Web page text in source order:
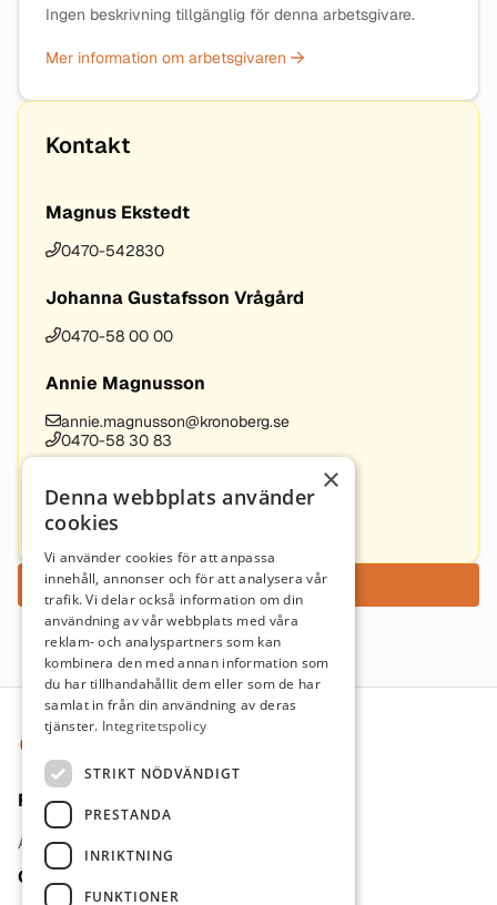
Ingen beskrivning tillgänglig för denna arbetsgivare.
Mer information om arbetsgivaren
Kontakt
Magnus Ekstedt
0470-542830
Johanna Gustafsson Vrågård
0470-58 00 00
Annie Magnusson
annie.magnusson@kronoberg.se
0470-58 30 83
Victoria Arvidsson
0470-587381
Ansök nu
Sidfot
För jobbsökande
Arbetsgivare
Om oss
×
Denna webbplats använder
cookies
Vi använder cookies för att anpassa
innehåll, annonser och för att analysera vår
trafik. Vi delar också information om din
användning av vår webbplats med våra
reklam- och analyspartners som kan
kombinera den med annan information som
du har tillhandahållit dem eller som de har
samlat in från din användning av deras
tjänster. Integritetspolicy
STRIKT NÖDVÄNDIGT
PRESTANDA
INRIKTNING
FUNKTIONER